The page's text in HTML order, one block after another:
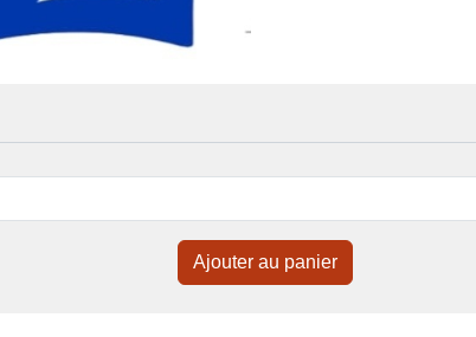
Ajouter au panier